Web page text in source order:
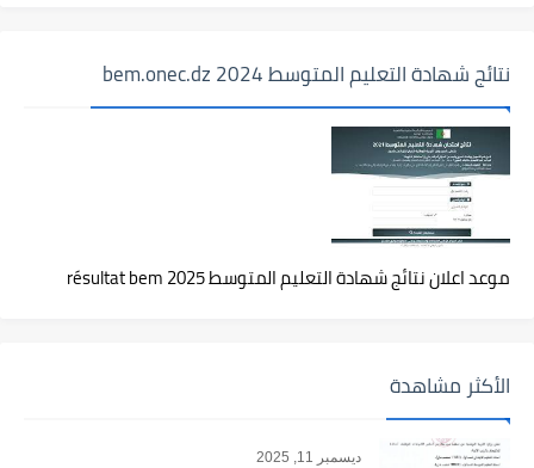
نتائج شهادة التعليم المتوسط 2024 bem.onec.dz
موعد اعلان نتائج شهادة التعليم المتوسط 2025 résultat bem
الأكثر مشاهدة
ديسمبر 11, 2025